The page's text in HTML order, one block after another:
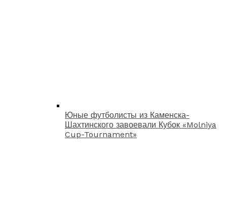
Юные футболисты из Каменска-
Шахтинского завоевали Кубок «Molniya
Cup-Tournament»